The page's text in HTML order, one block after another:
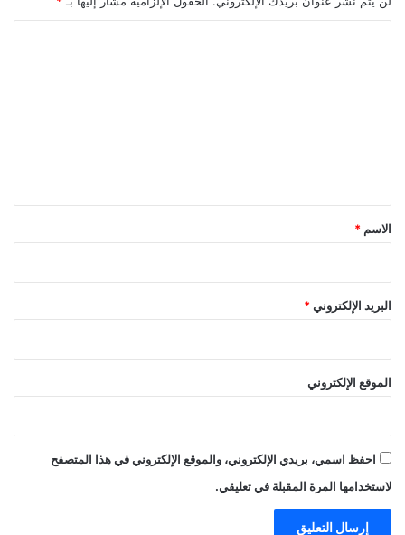
*
الاسم *
البريد الإلكتروني *
الموقع الإلكتروني
احفظ اسمي، بريدي الإلكتروني، والموقع الإلكتروني في هذا المتصفح
لاستخدامها المرة المقبلة في تعليقي.